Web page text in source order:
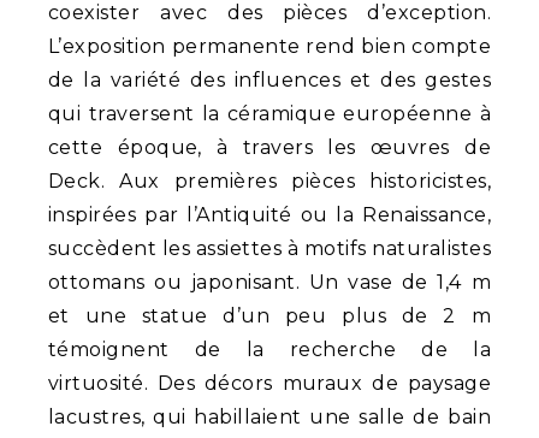
coexister avec des pièces d’exception.
L’exposition permanente rend bien compte
de la variété des influences et des gestes
qui traversent la céramique européenne à
cette époque, à travers les œuvres de
Deck. Aux premières pièces historicistes,
inspirées par l’Antiquité ou la Renaissance,
succèdent les assiettes à motifs naturalistes
ottomans ou japonisant. Un vase de 1,4 m
et une statue d’un peu plus de 2 m
témoignent de la recherche de la
virtuosité. Des décors muraux de paysage
lacustres, qui habillaient une salle de bain